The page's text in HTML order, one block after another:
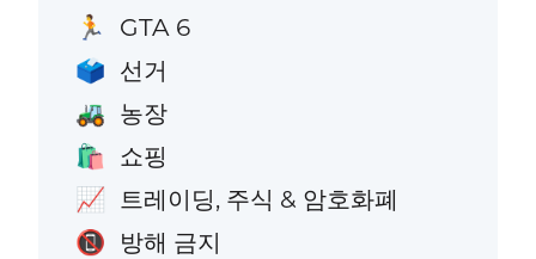
🏃 GTA 6
🗳️ 선거
🚜 농장
🛍️ 쇼핑
📈 트레이딩, 주식 & 암호화폐
📵 방해 금지